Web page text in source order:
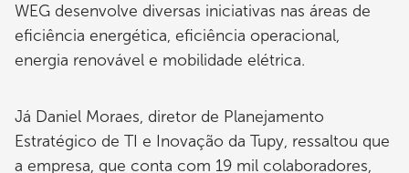
WEG desenvolve diversas iniciativas nas áreas de
eficiência energética, eficiência operacional,
energia renovável e mobilidade elétrica.
Já Daniel Moraes, diretor de Planejamento
Estratégico de TI e Inovação da Tupy, ressaltou que
a empresa, que conta com 19 mil colaboradores,